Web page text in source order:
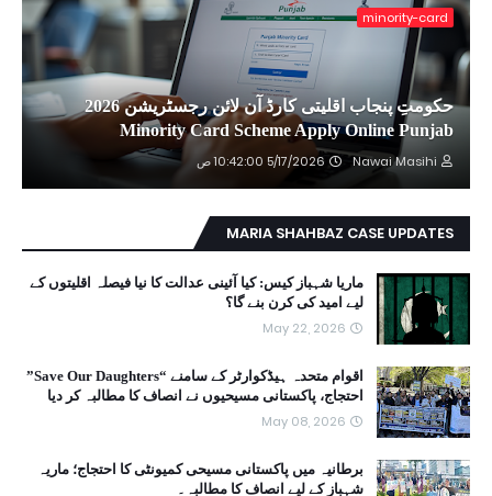
minority-card
حکومتِ پنجاب اقلیتی کارڈ آن لائن رجسٹریشن 2026
Minority Card Scheme Apply Online Punjab
Nawai Masihi 5/17/2026 10:42:00 ص
MARIA SHAHBAZ CASE UPDATES
ماریا شہباز کیس: کیا آئینی عدالت کا نیا فیصلہ اقلیتوں کے
لیے امید کی کرن بنے گا؟
May 22, 2026
اقوام متحدہ ہیڈکوارٹر کے سامنے “Save Our Daughters”
احتجاج، پاکستانی مسیحیوں نے انصاف کا مطالبہ کر دیا
May 08, 2026
برطانیہ میں پاکستانی مسیحی کمیونٹی کا احتجاج؛ ماریہ
شہباز کے لیے انصاف کا مطالبہ۔